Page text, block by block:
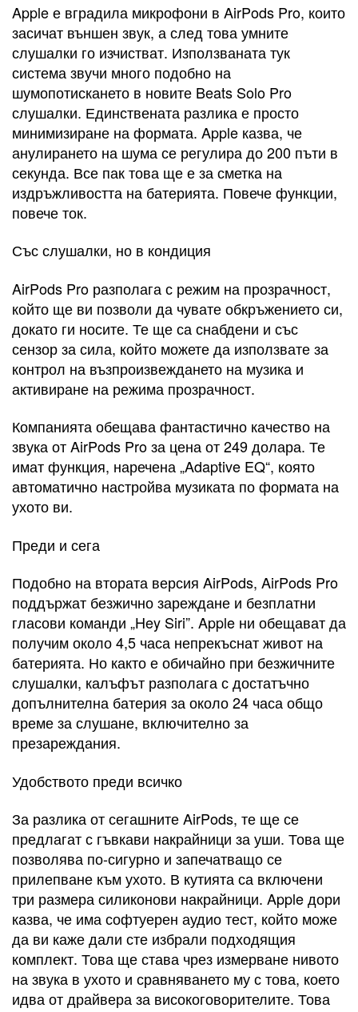
Apple е вградила микрофони в AirPods Pro, които
засичат външен звук, а след това умните
слушалки го изчистват. Използваната тук
система звучи много подобно на
шумопотискането в новите Beats Solo Pro
слушалки. Единствената разлика е просто
минимизиране на формата. Apple казва, че
анулирането на шума се регулира до 200 пъти в
секунда. Все пак това ще е за сметка на
издръжливостта на батерията. Повече функции,
повече ток.
Със слушалки, но в кондиция
AirPods Pro разполага с режим на прозрачност,
който ще ви позволи да чувате обкръжението си,
докато ги носите. Те ще са снабдени и със
сензор за сила, който можете да използвате за
контрол на възпроизвеждането на музика и
активиране на режима прозрачност.
Компанията обещава фантастично качество на
звука от AirPods Pro за цена от 249 долара. Те
имат функция, наречена „Adaptive EQ“, която
автоматично настройва музиката по формата на
ухото ви.
Преди и сега
Подобно на втората версия AirPods, AirPods Pro
поддържат безжично зареждане и безплатни
гласови команди „Hey Siri”. Apple ни обещават да
получим около 4,5 часа непрекъснат живот на
батерията. Но както е обичайно при безжичните
слушалки, калъфът разполага с достатъчно
допълнителна батерия за около 24 часа общо
време за слушане, включително за
презареждания.
Удобството преди всичко
За разлика от сегашните AirPods, те ще се
предлагат с гъвкави накрайници за уши. Това ще
позволява по-сигурно и запечатващо се
прилепване към ухото. В кутията са включени
три размера силиконови накрайници. Apple дори
казва, че има софтуерен аудио тест, който може
да ви каже дали сте избрали подходящия
комплект. Това ще става чрез измерване нивото
на звука в ухото и сравняването му с това, което
идва от драйвера за високоговорителите. Това